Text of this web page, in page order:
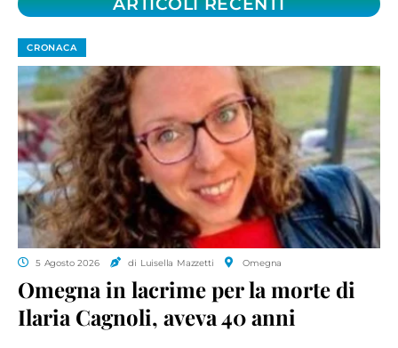
CRONACA
5 Agosto 2026 di Luisella Mazzetti Omegna
Omegna in lacrime per la morte di
Ilaria Cagnoli, aveva 40 anni